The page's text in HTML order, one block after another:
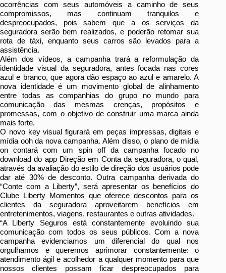
ocorrências com seus automóveis a caminho de seus
compromissos, mas continuam tranquilos e
despreocupados, pois sabem que a os serviços da
seguradora serão bem realizados, e poderão retomar sua
rota de táxi, enquanto seus carros são levados para a
assistência.
Além dos vídeos, a campanha trará a reformulação da
identidade visual da seguradora, antes focada nas cores
azul e branco, que agora dão espaço ao azul e amarelo. A
nova identidade é um movimento global de alinhamento
entre todas as companhias do grupo no mundo para
comunicação das mesmas crenças, propósitos e
promessas, com o objetivo de construir uma marca ainda
mais forte.
O novo key visual figurará em peças impressas, digitais e
mídia ooh da nova campanha. Além disso, o plano de mídia
on contará com um spin off da campanha focado no
download do app Direção em Conta da seguradora, o qual,
através da avaliação do estilo de direção dos usuários pode
dar até 30% de desconto. Outra campanha derivada do
“Conte com a Liberty”, será apresentar os benefícios do
Clube Liberty Momentos que oferece descontos para os
clientes da seguradora aproveitarem benefícios em
entretenimentos, viagens, restaurantes e outras atividades.
“A Liberty Seguros está constantemente evoluindo sua
comunicação com todos os seus públicos. Com a nova
campanha evidenciamos um diferencial do qual nos
orgulhamos e queremos aprimorar constantemente: o
atendimento ágil e acolhedor a qualquer momento para que
nossos clientes possam ficar despreocupados para